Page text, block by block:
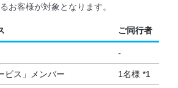
お客様が対象となります。
ご同行者
-
ビス」メンバー 1名様 *1